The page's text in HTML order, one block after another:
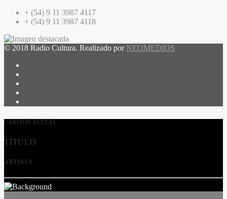
+ (54) 9 11 3987 4117
+ (54) 9 11 3987 4118
© 2018 Radio Cultura. Realizado por NEOMEDIOS
CANCIÓN ACTUAL
TÍTULO
ARTISTA